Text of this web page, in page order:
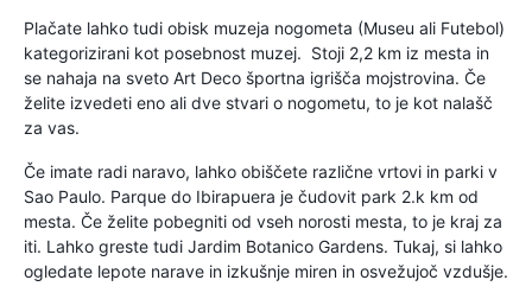
Plačate lahko tudi obisk muzeja nogometa (Museu ali Futebol)
kategorizirani kot posebnost muzej. Stoji 2,2 km iz mesta in
se nahaja na sveto Art Deco športna igrišča mojstrovina. Če
želite izvedeti eno ali dve stvari o nogometu, to je kot nalašč
za vas.
Če imate radi naravo, lahko obiščete različne vrtovi in parki v
Sao Paulo. Parque do Ibirapuera je čudovit park 2.k km od
mesta. Če želite pobegniti od vseh norosti mesta, to je kraj za
iti. Lahko greste tudi Jardim Botanico Gardens. Tukaj, si lahko
ogledate lepote narave in izkušnje miren in osvežujoč vzdušje.